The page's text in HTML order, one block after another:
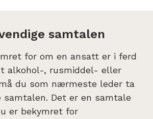
samtalen
for om en ansatt er i ferd
alkohol-, rusmiddel- eller
du som nærmeste leder ta
samtalen. Det er en samtale
er bekymret for